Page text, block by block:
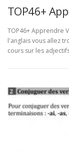
TOP46+
TOP46+ Apprendre
l'anglais vous allez
cours sur les